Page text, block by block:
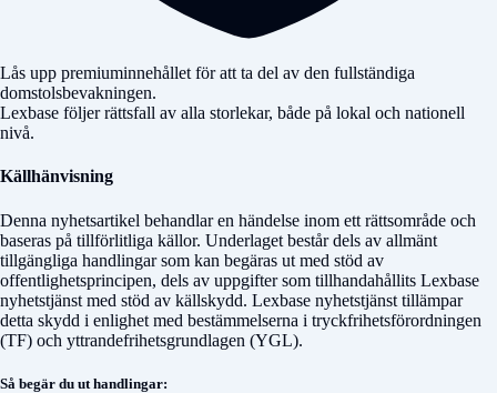
Lås upp premiuminnehållet för att ta del av den fullständiga
domstolsbevakningen.
Lexbase följer rättsfall av alla storlekar, både på lokal och nationell
nivå.
Källhänvisning
Denna nyhetsartikel behandlar en händelse inom ett rättsområde och
baseras på tillförlitliga källor. Underlaget består dels av allmänt
tillgängliga handlingar som kan begäras ut med stöd av
offentlighetsprincipen, dels av uppgifter som tillhandahållits Lexbase
nyhetstjänst med stöd av källskydd. Lexbase nyhetstjänst tillämpar
detta skydd i enlighet med bestämmelserna i tryckfrihetsförordningen
(TF) och yttrandefrihetsgrundlagen (YGL).
Så begär du ut handlingar: